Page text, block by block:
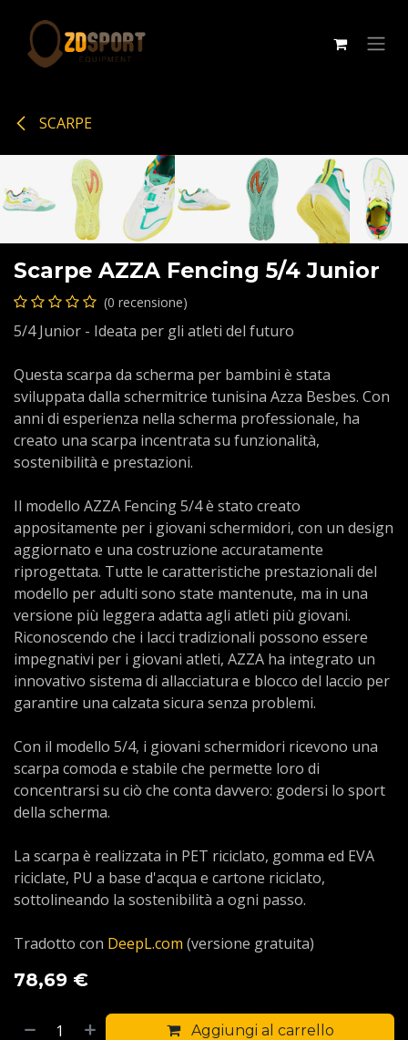
SCARPE
Scarpe AZZA Fencing 5/4 Junior
(0 recensione)
5/4 Junior - Ideata per gli atleti del futuro
Questa scarpa da scherma per bambini è stata
sviluppata dalla schermitrice tunisina Azza Besbes. Con
anni di esperienza nella scherma professionale, ha
creato una scarpa incentrata su funzionalità,
sostenibilità e prestazioni.
Il modello AZZA Fencing 5/4 è stato creato
appositamente per i giovani schermidori, con un design
aggiornato e una costruzione accuratamente
riprogettata. Tutte le caratteristiche prestazionali del
modello per adulti sono state mantenute, ma in una
versione più leggera adatta agli atleti più giovani.
Riconoscendo che i lacci tradizionali possono essere
impegnativi per i giovani atleti, AZZA ha integrato un
innovativo sistema di allacciatura e blocco del laccio per
garantire una calzata sicura senza problemi.
Con il modello 5/4, i giovani schermidori ricevono una
scarpa comoda e stabile che permette loro di
concentrarsi su ciò che conta davvero: godersi lo sport
della scherma.
La scarpa è realizzata in PET riciclato, gomma ed EVA
riciclate, PU a base d'acqua e cartone riciclato,
sottolineando la sostenibilità a ogni passo.
Tradotto con DeepL.com (versione gratuita)
78,69 €
Aggiungi al carrello